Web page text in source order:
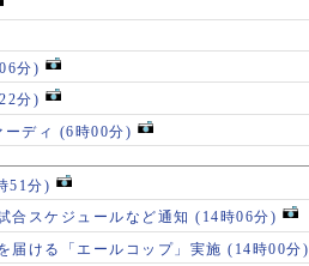
分)
分)
ーディ (6時00分)
51分)
合スケジュールなど通知 (14時06分)
届ける「エールコップ」実施 (14時00分)